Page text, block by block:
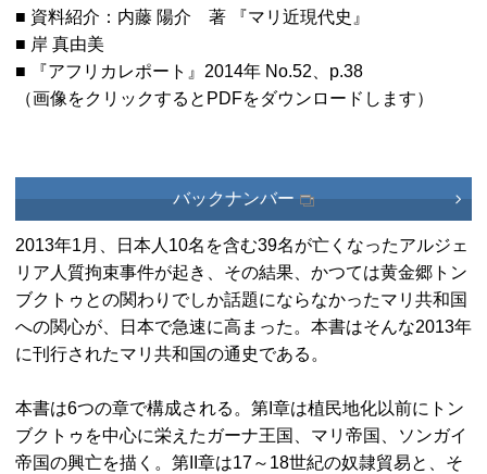
■ 資料紹介：内藤 陽介 著 『マリ近現代史』
■ 岸 真由美
■ 『アフリカレポート』2014年 No.52、p.38
（画像をクリックするとPDFをダウンロードします）
バックナンバー
2013年1月、日本人10名を含む39名が亡くなったアルジェ
リア人質拘束事件が起き、その結果、かつては黄金郷トン
ブクトゥとの関わりでしか話題にならなかったマリ共和国
への関心が、日本で急速に高まった。本書はそんな2013年
に刊行されたマリ共和国の通史である。
本書は6つの章で構成される。第I章は植民地化以前にトン
ブクトゥを中心に栄えたガーナ王国、マリ帝国、ソンガイ
帝国の興亡を描く。第II章は17～18世紀の奴隷貿易と、そ